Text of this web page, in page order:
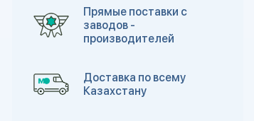
Прямые поставки с
заводов -
производителей
Доставка по всему
Казахстану